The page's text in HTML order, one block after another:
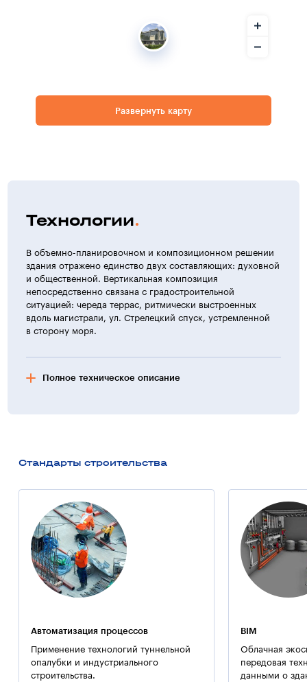
Развернуть карту
Технологии
В объемно-планировочном и композиционном решении
здания отражено единство двух составляющих: духовной
и общественной. Вертикальная композиция
непосредственно связана с градостроительной
ситуацией: череда террас, ритмически выстроенных
вдоль магистрали, ул. Стрелецкий спуск, устремленной
в сторону моря.
Полное техническое описание
Конструктивная схема здания — связевой каркас.
обеспечивается диафрагмами в продольном
и поперечном направлении, в горизонтальных
плоскостях дисками перекрытий.
Примечание:
Синагога — центр духовной и общественной жизни
— место обсуждения общественных дел.
Стандарты строительства
Автоматизация процессов
Применение технологий туннельной
опалубки и индустриального
строительства.
BIM
Облачная
передовая
данными о